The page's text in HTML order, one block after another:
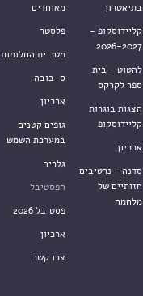
בתיאטרון
קליידוסקופ -
2026-2027
להטוט - בית
ספר לקרקס
הצגות בוגרות
קליידוסקופ
ארכיון
סדנה - נרטיבים
חזותיים של
מלחמה
מאוחדים
פלסטר
מטריית החלומות
ס-בובה
ארכיון
גופים קטנים
במערכת השמש
גלריה
הפסטיבל
פסטיבל 2026
ארכיון
צרו קשר